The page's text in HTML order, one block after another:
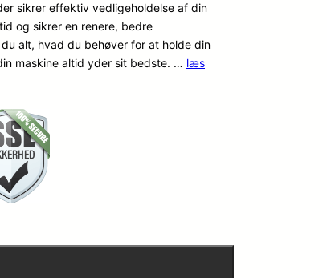
sikrer effektiv vedligeholdelse af din
og sikrer en renere, bedre
alt, hvad du behøver for at holde din
maskine altid yder sit bedste. … læs